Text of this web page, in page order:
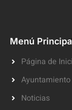
Menú
Página de
Ayuntamiento
Noticias